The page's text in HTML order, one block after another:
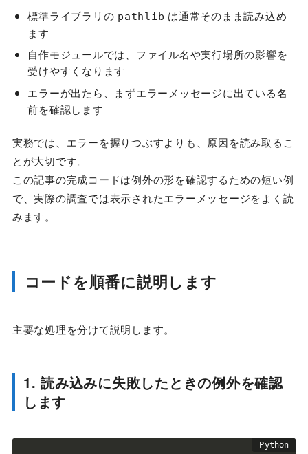
標準ライブラリの pathlib は通常そのまま読み込め
ます
自作モジュールでは、ファイル名や実行場所の影響を
受けやすくなります
エラーが出たら、まずエラーメッセージに出ている名
前を確認します
実務では、エラーを握りつぶすよりも、原因を読み取るこ
とが大切です。
この記事の完成コードは例外の形を確認するための短い例
で、実際の調査では表示されたエラーメッセージをよく読
みます。
コードを順番に説明します
主要な処理を分けて説明します。
1. 読み込みに失敗したときの例外を確認
します